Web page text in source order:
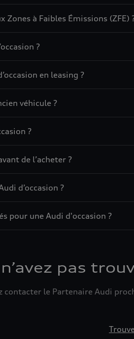
Zones à Faibles Émissions (ZFE)
?
en leasing ?
véhicule ?
?
de l’acheter ?
d’occasion ?
pour une Audi d'occasion ?
pas
contacter le Partenaire Audi